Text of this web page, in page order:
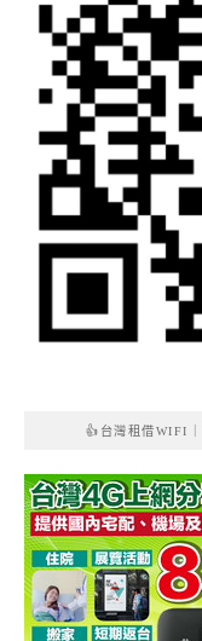
👍台灣租借WIFI